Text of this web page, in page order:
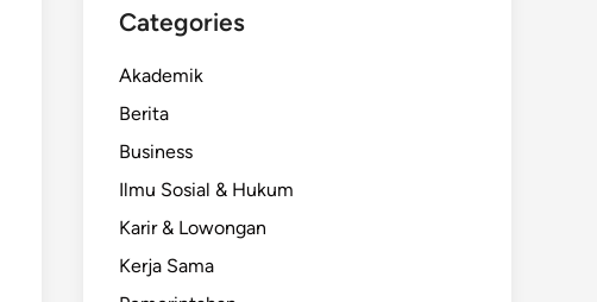
Categories
Akademik
Berita
Business
Ilmu Sosial & Hukum
Karir & Lowongan
Kerja Sama